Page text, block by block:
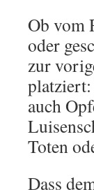
Ob vom
oder
zur
platziert:
auch
Toten
Dass